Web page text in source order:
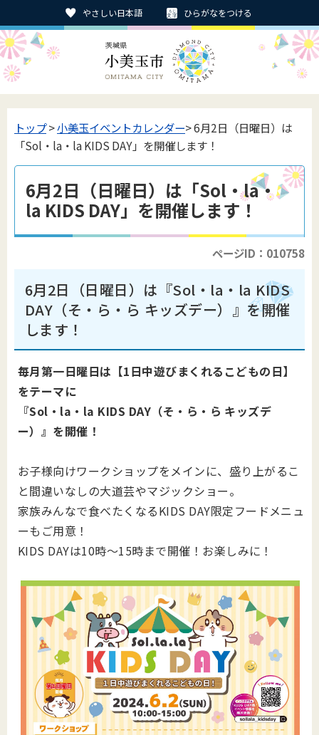
やさしい日本語 ひらがなをつける
トップ>小美玉イベントカレンダー> 6月2日（日曜日）は
「Sol・la・la KIDS DAY」を開催します！
6月2日（日曜日）は「Sol・la・
la KIDS DAY」を開催します！
ページID：010758
6月2日（日曜日）は『Sol・la・la KIDS
DAY（そ・ら・ら キッズデー）』を開催
します！
毎月第一日曜日は【1日中遊びまくれるこどもの日】
をテーマに
『Sol・la・la KIDS DAY（そ・ら・ら キッズデ
ー）』を開催！
お子様向けワークショップをメインに、盛り上がるこ
と間違いなしの大道芸やマジックショー。
家族みんなで食べたくなるKIDS DAY限定フードメニュ
ーもご用意！
KIDS DAYは10時～15時まで開催！お楽しみに！